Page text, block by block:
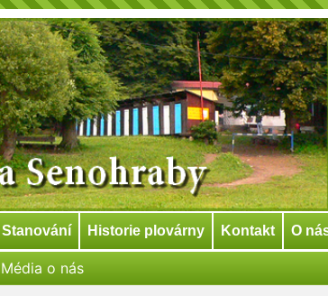
Stanování Historie plovárny Kontakt O
Média o nás